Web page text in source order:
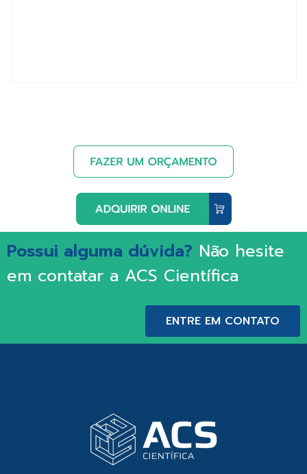
Possui alguma dúvida? Não hesite
em contatar a ACS Científica
ENTRE EM CONTATO